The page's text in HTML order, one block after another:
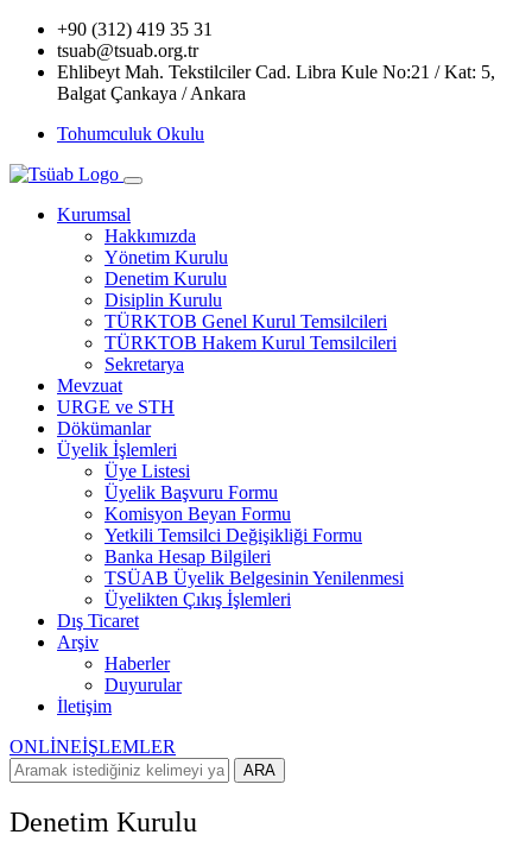
+90 (312) 419 35 31
tsuab@tsuab.org.tr
Ehlibeyt Mah. Tekstilciler Cad. Libra Kule No:21 / Kat: 5,
Balgat Çankaya / Ankara
Tohumculuk Okulu
Kurumsal
Hakkımızda
Yönetim Kurulu
Denetim Kurulu
Disiplin Kurulu
TÜRKTOB Genel Kurul Temsilcileri
TÜRKTOB Hakem Kurul Temsilcileri
Sekretarya
Mevzuat
URGE ve STH
Dökümanlar
Üyelik İşlemleri
Üye Listesi
Üyelik Başvuru Formu
Komisyon Beyan Formu
Yetkili Temsilci Değişikliği Formu
Banka Hesap Bilgileri
TSÜAB Üyelik Belgesinin Yenilenmesi
Üyelikten Çıkış İşlemleri
Dış Ticaret
Arşiv
Haberler
Duyurular
İletişim
ONLİNEİŞLEMLER
ARA
Denetim Kurulu